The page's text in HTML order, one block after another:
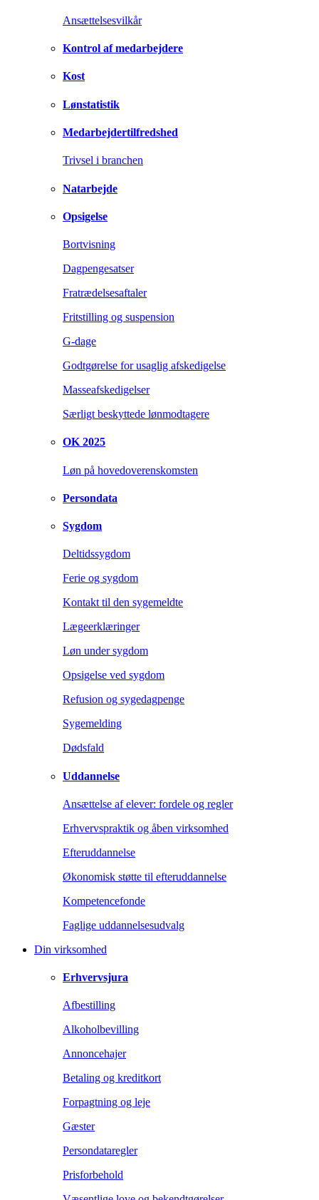
Ansættelsesvilkår
Kontrol af medarbejdere
Kost
Lønstatistik
Medarbejdertilfredshed
Trivsel i branchen
Natarbejde
Opsigelse
Bortvisning
Dagpengesatser
Fratrædelsesaftaler
Fritstilling og suspension
G-dage
Godtgørelse for usaglig afskedigelse
Masseafskedigelser
Særligt beskyttede lønmodtagere
OK 2025
Løn på hovedoverenskomsten
Persondata
Sygdom
Deltidssygdom
Ferie og sygdom
Kontakt til den sygemeldte
Lægeerklæringer
Løn under sygdom
Opsigelse ved sygdom
Refusion og sygedagpenge
Sygemelding
Dødsfald
Uddannelse
Ansættelse af elever: fordele og regler
Erhvervspraktik og åben virksomhed
Efteruddannelse
Økonomisk støtte til efteruddannelse
Kompetencefonde
Faglige uddannelsesudvalg
Din virksomhed
Erhvervsjura
Afbestilling
Alkoholbevilling
Annoncehajer
Betaling og kreditkort
Forpagtning og leje
Gæster
Persondataregler
Prisforbehold